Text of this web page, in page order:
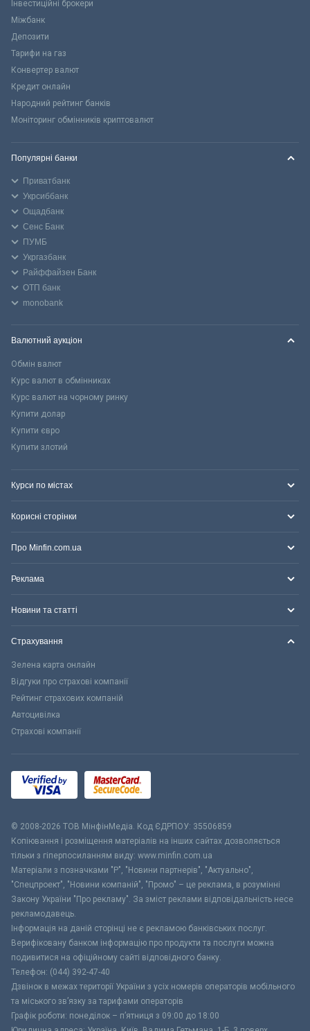
Інвестиційні брокери
Міжбанк
Депозити
Тарифи на газ
Конвертер валют
Кредит онлайн
Народний рейтинг банків
Моніторинг обмінників криптовалют
Популярні банки
Приватбанк
Укрсиббанк
Ощадбанк
Сенс Банк
ПУМБ
Укргазбанк
Райффайзен Банк
ОТП банк
monobank
Валютний аукціон
Обмін валют
Курс валют в обмінниках
Курс валют на чорному ринку
Купити долар
Купити євро
Купити злотий
Курси по містах
Корисні сторінки
Про Minfin.com.ua
Реклама
Новини та статті
Страхування
Зелена карта онлайн
Відгуки про страхові компанії
Рейтинг страхових компаній
Автоцивілка
Страхові компанії
© 2008-2026 ТОВ МiнфiнМедiа. Код ЄДРПОУ: 35506859
Копіювання і розміщення матеріалів на інших сайтах дозволяється
тільки з гіперпосиланням виду: www.minfin.com.ua
Матеріали з позначками "Р", "Новини партнерів", "Актуально",
"Спецпроект", "Новини компаній", "Промо" – це реклама, в розумінні
Закону України "Про рекламу". За зміст реклами відповідальність несе
рекламодавець.
Інформація на даній сторінці не є рекламою банківських послуг.
Верифіковану банком інформацію про продукти та послуги можна
подивитися на офіційному сайті відповідного банку.
Телефон: (044) 392-47-40
Дзвінок в межах території України з усіх номерів операторів мобільного
та міського зв’язку за тарифами операторів
Графік роботи: понеділок – п’ятниця з 09:00 до 18:00